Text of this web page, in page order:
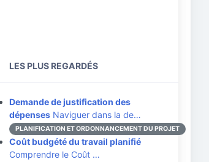
LES PLUS REGARDÉS
Demande de justification des
dépenses Naviguer dans la de…
PLANIFICATION ET ORDONNANCEMENT DU PROJET
Coût budgété du travail planifié
Comprendre le Coût …